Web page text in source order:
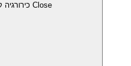
Close כירורגיה קולורקטלית